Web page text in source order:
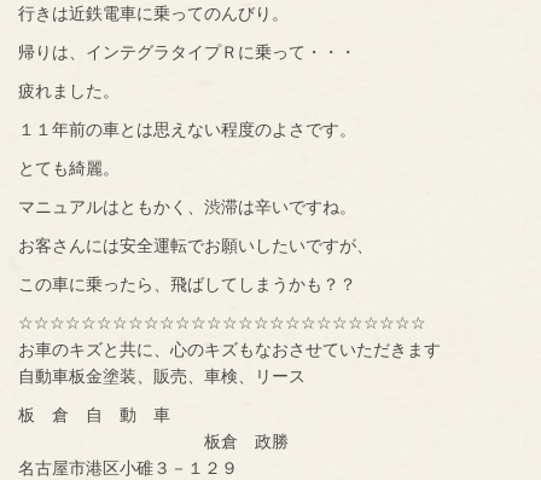
行きは近鉄電車に乗ってのんびり。
帰りは、インテグラタイプＲに乗って・・・
疲れました。
１１年前の車とは思えない程度のよさです。
とても綺麗。
マニュアルはともかく、渋滞は辛いですね。
お客さんには安全運転でお願いしたいですが、
この車に乗ったら、飛ばしてしまうかも？？
☆☆☆☆☆☆☆☆☆☆☆☆☆☆☆☆☆☆☆☆☆☆☆☆☆☆
お車のキズと共に、心のキズもなおさせていただきます
自動車板金塗装、販売、車検、リース
板 倉 自 動 車
板倉 政勝
名古屋市港区小碓３－１２９